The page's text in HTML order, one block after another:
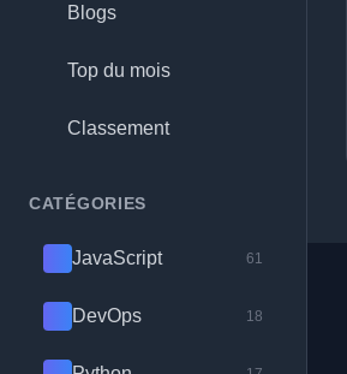
Blogs
Top du mois
Classement
CATÉGORIES
JavaScript 61
DevOps 18